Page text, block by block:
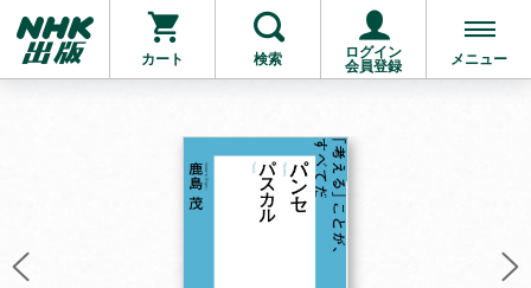
カート 検索
ログイン
会員登録
メニュー
お支払いに進む